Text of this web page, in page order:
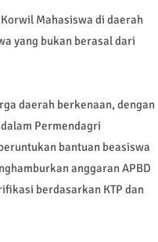
Mahasiswa di daerah
yang bukan berasal dari
daerah berkenaan, dengan
Permendagri
bantuan beasiswa
anggaran APBD
berdasarkan KTP dan